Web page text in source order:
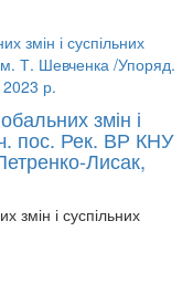
змін і
пос. Рек. ВР КНУ
Лисак,
змін і суспільних